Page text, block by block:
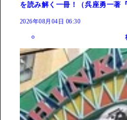
を読み解く一冊！（呉座勇一著
2026年08月04日 06:30